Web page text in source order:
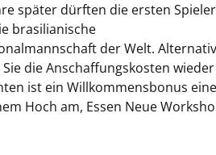
später dürften die ersten Spieler
brasilianische
der Welt.
die Anschaffungskosten wieder
ist ein Willkommensbonus eine
Hoch am, Essen Neue